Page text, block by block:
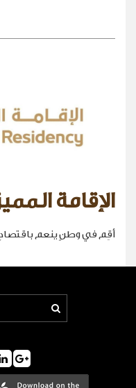
الإقامة
أقِم في وطنٍ ينعم